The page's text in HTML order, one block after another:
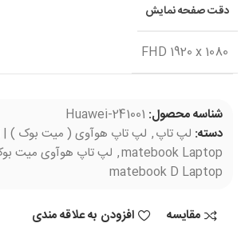
دقت صفحه نمایش
FHD 1920 x 1080
شناسه محصول: Huawei-241001
دسته: لپ تاپ,
matebook Laptop
,
matebook D Laptop
مقایسه افزودن به علاقه مندی